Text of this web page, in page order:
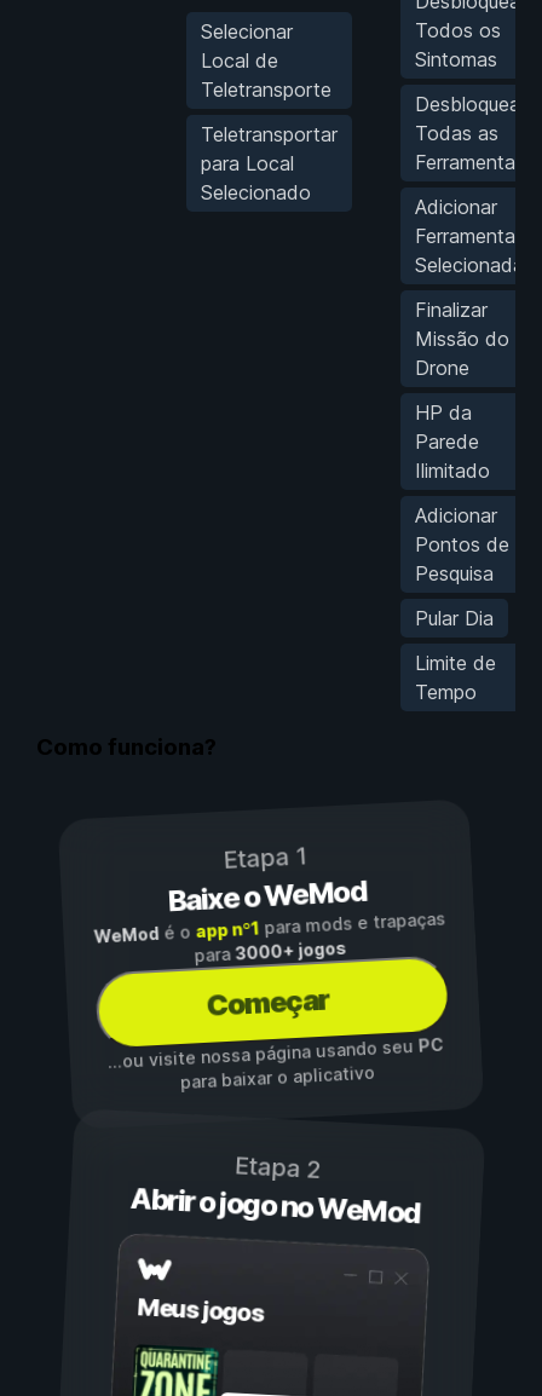
Selecionar
Local de
Teletransporte
Teletransportar
para Local
Selecionado
Todos os
Sintomas
Desbloquear
Todas as
Ferramentas
Adicionar
Ferramenta
Selecionada
Finalizar
Missão do
Drone
HP da
Parede
Ilimitado
Adicionar
Pontos de
Pesquisa
Pular Dia
Limite de
Tempo
Como funciona?
Etapa 1
Baixe o WeMod
WeModé o app nº1para mods e trapaças
para3000+ jogos
Começar
...ou visite nossa página usando seuPC
para baixar o aplicativo
Etapa 2
Abrir o jogo no WeMod
Meus jogos